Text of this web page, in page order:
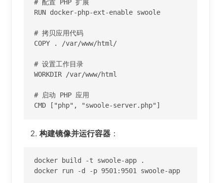
# 配置 PHP 扩展
RUN docker-php-ext-enable swoole
# 拷贝应用代码
COPY . /var/www/html/
# 设置工作目录
WORKDIR /var/www/html
# 启动 PHP 应用
CMD ["php", "swoole-server.php"]
构建镜像并运行容器 ：
docker build -t swoole-app .
docker run -d -p 9501:9501 swoole-app